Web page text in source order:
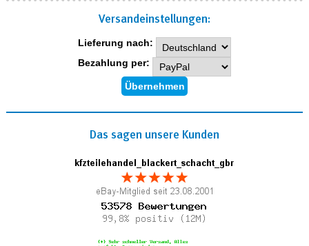
Versand­einstellungen:
Lieferung nach:
Bezahlung per:
Das sagen unsere Kunden